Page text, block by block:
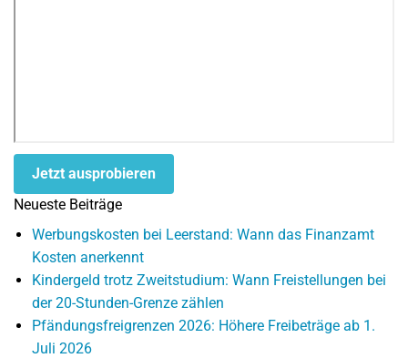
Jetzt ausprobieren
Neueste Beiträge
Werbungskosten bei Leerstand: Wann das Finanzamt
Kosten anerkennt
Kindergeld trotz Zweitstudium: Wann Freistellungen bei
der 20-Stunden-Grenze zählen
Pfändungsfreigrenzen 2026: Höhere Freibeträge ab 1.
Juli 2026